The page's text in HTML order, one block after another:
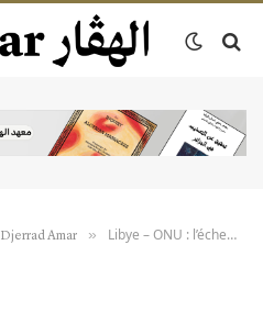
Djerrad Amar » Libye – ONU : l’échec des visées euro-atlantistes et mondialistes